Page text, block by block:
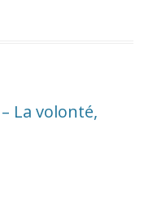
La volonté,